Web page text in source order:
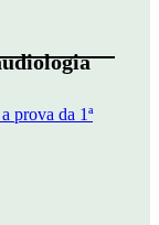
prova da 1ª